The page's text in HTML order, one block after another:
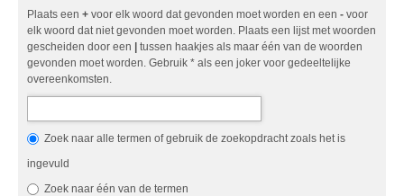
Plaats een + voor elk woord dat gevonden moet worden en een - voor
elk woord dat niet gevonden moet worden. Plaats een lijst met woorden
gescheiden door een | tussen haakjes als maar één van de woorden
gevonden moet worden. Gebruik * als een joker voor gedeeltelijke
overeenkomsten.
Zoek naar alle termen of gebruik de zoekopdracht zoals het is
ingevuld
Zoek naar één van de termen